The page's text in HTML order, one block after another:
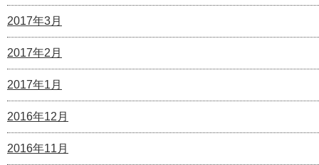
2017年3月
2017年2月
2017年1月
2016年12月
2016年11月